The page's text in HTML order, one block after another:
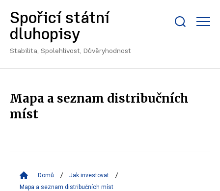
Spořicí státní
dluhopisy
Stabilita, Spolehlivost, Důvěryhodnost
Mapa a seznam distribučních
míst
Domů
Jak investovat
Mapa a seznam distribučních míst